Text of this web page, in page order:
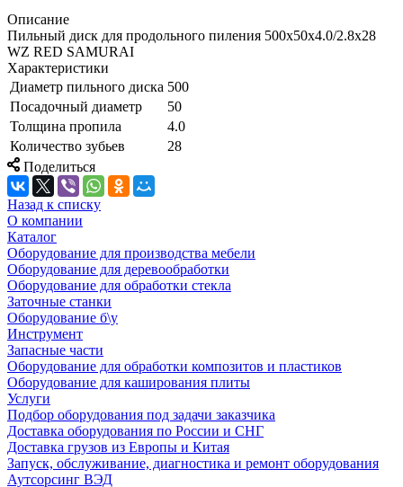
Описание
Пильный диск для продольного пиления 500x50x4.0/2.8x28
WZ RED SAMURAI
Характеристики
Диаметр пильного диска 500
Посадочный диаметр
50
Толщина пропила
4.0
Количество зубьев
28
Поделиться
Назад к списку
О компании
Каталог
Оборудование для производства мебели
Оборудование для деревообработки
Оборудование для обработки стекла
Заточные станки
Оборудование б\у
Инструмент
Запасные части
Оборудование для обработки композитов и пластиков
Оборудование для каширования плиты
Услуги
Подбор оборудования под задачи заказчика
Доставка оборудования по России и СНГ
Доставка грузов из Европы и Китая
Запуск, обслуживание, диагностика и ремонт оборудования
Аутсорсинг ВЭД